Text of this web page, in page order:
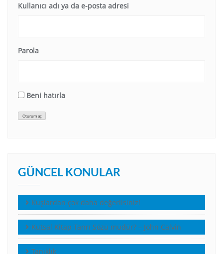
Kullanıcı adı ya da e-posta adresi
Parola
Beni hatırla
Oturum aç
GÜNCEL KONULAR
Kuşlardan çok daha değerlisiniz!
Kutsal Kitap Tanrı Sözü müdür? – John Calvin
Tanıklık